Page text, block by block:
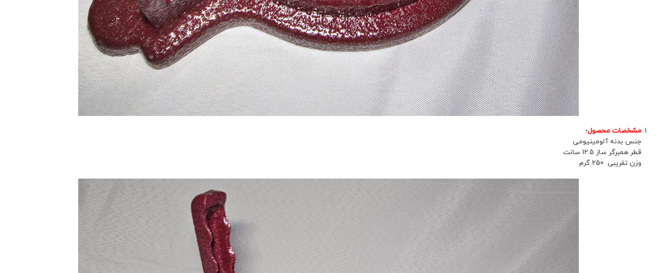
مشخصات محصول؛
جنس بدنه آلومینیومی
قطر همبرگر ساز 12.5 سانت
وزن تقریبی 250 گرم